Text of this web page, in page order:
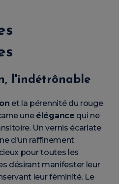
l'indétrônable
et la pérennité du rouge
une élégance qui ne
Un vernis écarlate
d'un raffinement
pour toutes les
désirant manifester leur
leur féminité. Le